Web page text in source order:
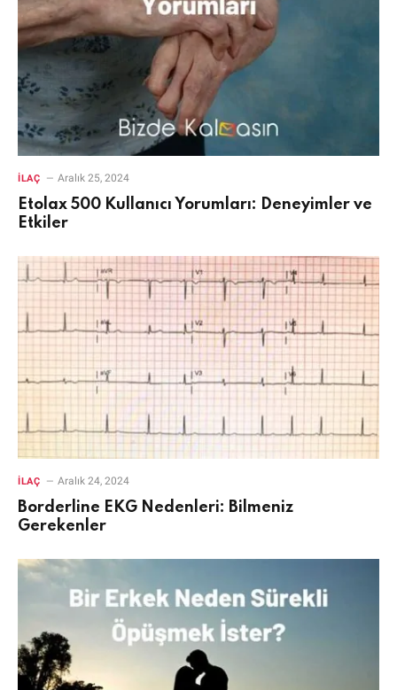
İLAÇ Aralık 25, 2024
Etolax 500 Kullanıcı Yorumları: Deneyimler ve
Etkiler
İLAÇ Aralık 24, 2024
Borderline EKG Nedenleri: Bilmeniz
Gerekenler